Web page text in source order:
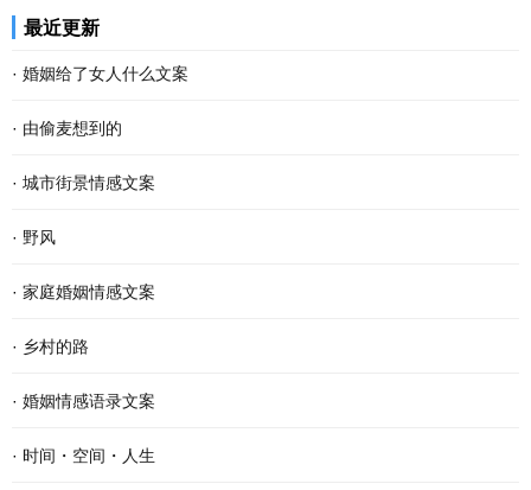
最近更新
· 婚姻给了女人什么文案
· 由偷麦想到的
· 城市街景情感文案
· 野风
· 家庭婚姻情感文案
· 乡村的路
· 婚姻情感语录文案
· 时间・空间・人生